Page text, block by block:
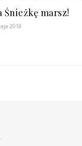
Śnieżkę marsz!
2018